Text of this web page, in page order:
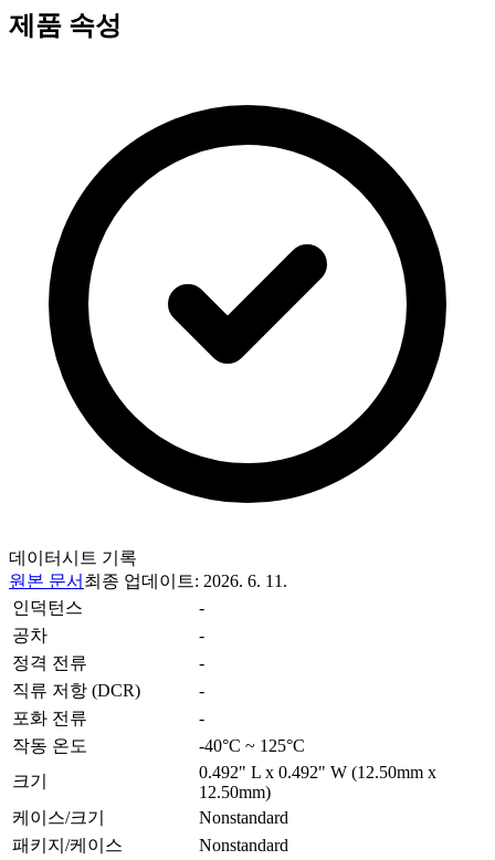
제품 속성
데이터시트 기록
원본 문서 최종 업데이트: 2026. 6. 11.
인덕턴스
-
공차
-
정격 전류
-
직류 저항 (DCR)
-
포화 전류
-
작동 온도
-40°C ~ 125°C
크기
0.492" L x 0.492" W (12.50mm x
12.50mm)
케이스/크기
Nonstandard
패키지/케이스
Nonstandard